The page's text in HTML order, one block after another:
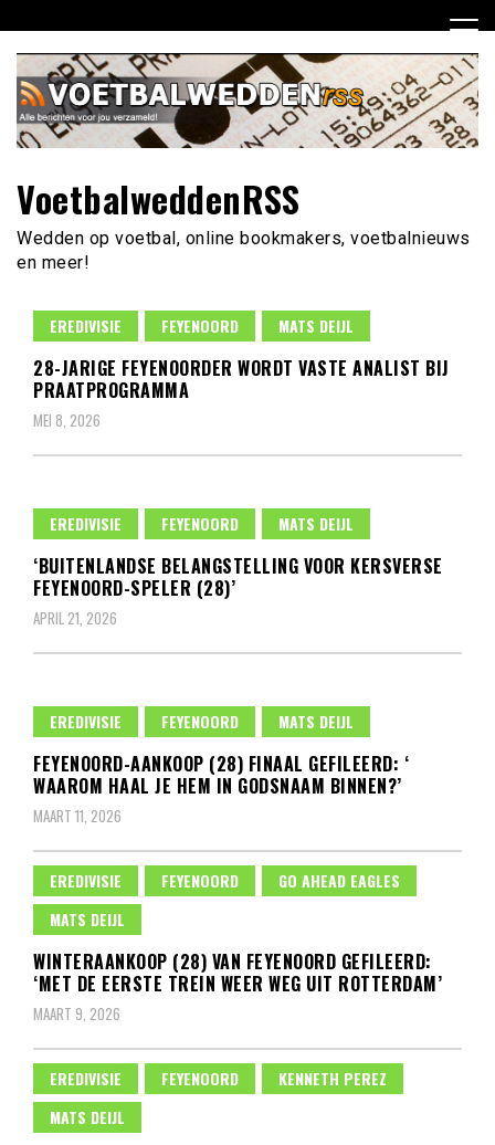
naar
inhoud
VoetbalweddenRSS
Wedden op voetbal, online bookmakers, voetbalnieuws
en meer!
EREDIVISIE FEYENOORD MATS DEIJL
28-JARIGE FEYENOORDER WORDT VASTE ANALIST BIJ
PRAATPROGRAMMA
MEI 8, 2026
EREDIVISIE FEYENOORD MATS DEIJL
‘BUITENLANDSE BELANGSTELLING VOOR KERSVERSE
FEYENOORD-SPELER (28)’
APRIL 21, 2026
EREDIVISIE FEYENOORD MATS DEIJL
FEYENOORD-AANKOOP (28) FINAAL GEFILEERD: ‘
WAAROM HAAL JE HEM IN GODSNAAM BINNEN?’
MAART 11, 2026
EREDIVISIE FEYENOORD
GO AHEAD EAGLES
MATS DEIJL
WINTERAANKOOP (28) VAN FEYENOORD GEFILEERD:
‘MET DE EERSTE TREIN WEER WEG UIT ROTTERDAM’
MAART 9, 2026
EREDIVISIE FEYENOORD
KENNETH PEREZ
MATS DEIJL